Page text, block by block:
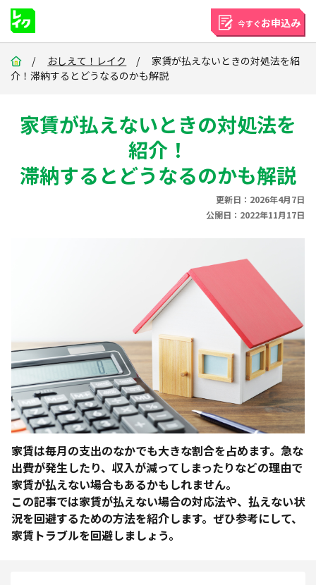
今すぐお申込み
/ おしえて！レイク
/ 家賃が払えないときの対処法を紹
介！滞納するとどうなるのかも解説
家賃が払えないときの対処法を
紹介！
滞納するとどうなるのかも解説
更新日：2026年4月7日
公開日：2022年11月17日
家賃は毎月の支出のなかでも大きな割合を占めます。急な
出費が発生したり、収入が減ってしまったりなどの理由で
家賃が払えない場合もあるかもしれません。
この記事では家賃が払えない場合の対応法や、払えない状
況を回避するための方法を紹介します。ぜひ参考にして、
家賃トラブルを回避しましょう。